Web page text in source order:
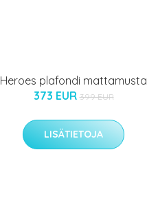
Heroes plafondi mattamusta
373 EUR 399 EUR
LISÄTIETOJA